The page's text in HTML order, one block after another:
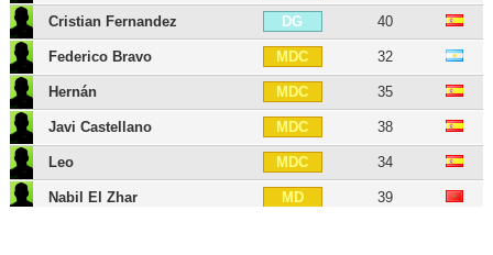
Cristian Fernandez DG 40
Federico Bravo MDC 32
Hernán MDC 35
Javi Castellano MDC 38
Leo MDC 34
Nabil El Zhar MD 39